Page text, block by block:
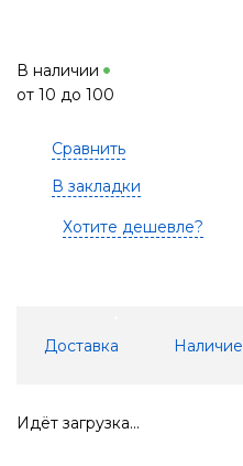
В наличии
от 10 до 100
Сравнить
В закладки
Хотите дешевле?
Доставка Наличие
Идёт загрузка...